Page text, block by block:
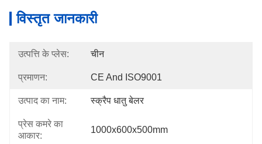
विस्तृत जानकारी
उत्पत्ति के प्लेस: चीन
प्रमाणन: CE And ISO9001
उत्पाद का नाम: स्क्रैप धातु बेलर
प्रेस कमरे का
आकार:
1000x600x500mm